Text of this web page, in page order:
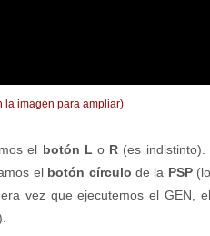
la imagen para ampliar)
el botón L o R (es indistinto).
el botón círculo de la PSP
vez que ejecutemos el GEN,